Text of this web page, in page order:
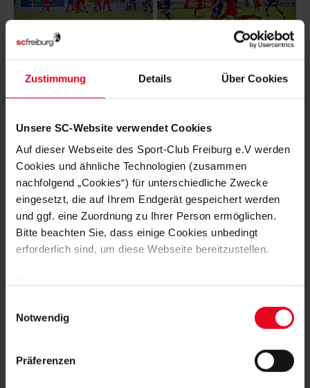
Zustimmung Details Über Cookies
Unsere SC-Website verwendet Cookies
Auf dieser Webseite des Sport-Club Freiburg e.V werden
Cookies und ähnliche Technologien (zusammen
nachfolgend „Cookies“) für unterschiedliche Zwecke
eingesetzt, die auf Ihrem Endgerät gespeichert werden
und ggf. eine Zuordnung zu Ihrer Person ermöglichen.
Bitte beachten Sie, dass einige Cookies unbedingt
erforderlich sind, um diese Webseite bereitzustellen.
Daten von Ihnen (z.B. persönlichen Identifikatoren oder
IP-Adressen) verarbeitet werden. Durch Klicken auf den
Speicherung aller aufgeführten Cookies und der
Notwendig
Präferenzen
MÄNNER 08.08.2026
IMPRESSIONEN VOM DOPPELTEST
GEGEN STRASSBURG
DIE BILDER ZUM 2:1-TESTSPIEL-